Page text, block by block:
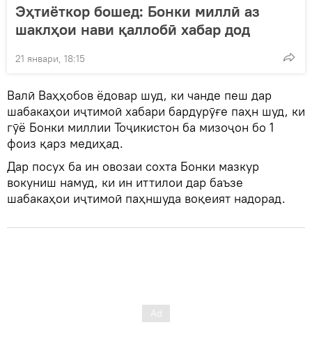
Эҳтиёткор бошед: Бонки миллӣ аз
шаклҳои нави қаллобӣ хабар дод
21 январи, 18:15
Валӣ Ваҳҳобов ёдовар шуд, ки чанде пеш дар
шабакаҳои иҷтимоӣ хабари бардурӯғе паҳн шуд, ки
гӯё Бонки миллии Тоҷикистон ба мизоҷон бо 1
фоиз қарз медиҳад.
Дар посух ба ин овозаи сохта Бонки мазкур
вокуниш намуд, ки ин иттилои дар баъзе
шабакаҳои иҷтимоӣ паҳншуда воқеият надорад.